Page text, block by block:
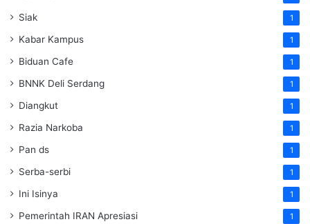
Siak 1
Kabar Kampus 1
Biduan Cafe 1
BNNK Deli Serdang 1
Diangkut 1
Razia Narkoba 1
Pan ds 1
Serba-serbi 1
Ini Isinya 1
Pemerintah IRAN Apresiasi 1